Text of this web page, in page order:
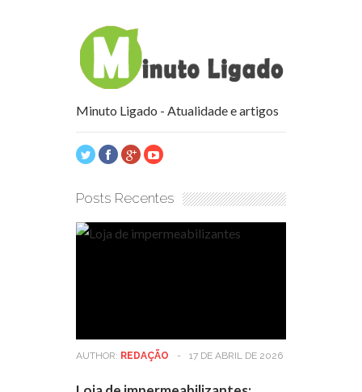
Minuto Ligado - Atualidade e artigos
Posts Recentes
AUTHOR: REDAÇÃO - 17 DE ABRIL DE 2026